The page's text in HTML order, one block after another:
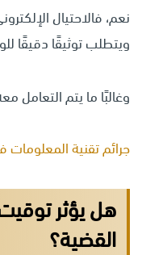
نعم، فالاحتيال
ويتطلب توثيقًا دقيقًا
وغالبًا ما يتم التعامل
جرائم تقنية المعلومات
هل يؤثر
القضية؟